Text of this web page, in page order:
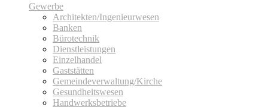
Gewerbe
Architekten/Ingenieurwesen
Banken
Bürotechnik
Dienstleistungen
Einzelhandel
Gaststätten
Gemeindeverwaltung/Kirche
Gesundheitswesen
Handwerksbetriebe